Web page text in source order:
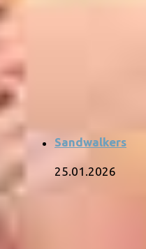
Sandwalkers
25.01.2026